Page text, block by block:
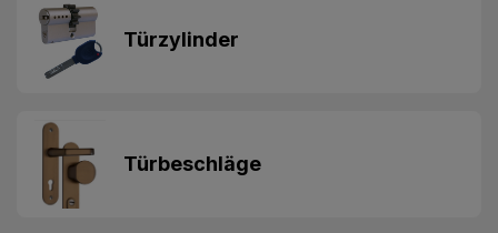
Türzylinder
Türbeschläge